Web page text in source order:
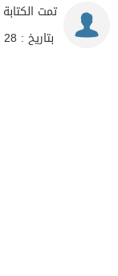
تمت
بتاريخ : 28 أكتوبر 2025 , 10:53